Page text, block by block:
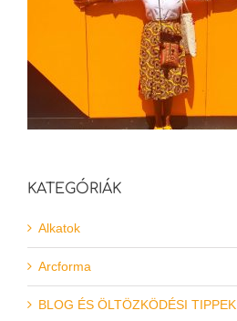
KATEGÓRIÁK
Alkatok
Arcforma
BLOG ÉS ÖLTÖZKÖDÉSI TIPPEK